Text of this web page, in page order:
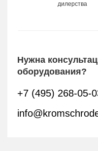
дилерства
Нужна
оборудования?
+7 (495) 268-05-